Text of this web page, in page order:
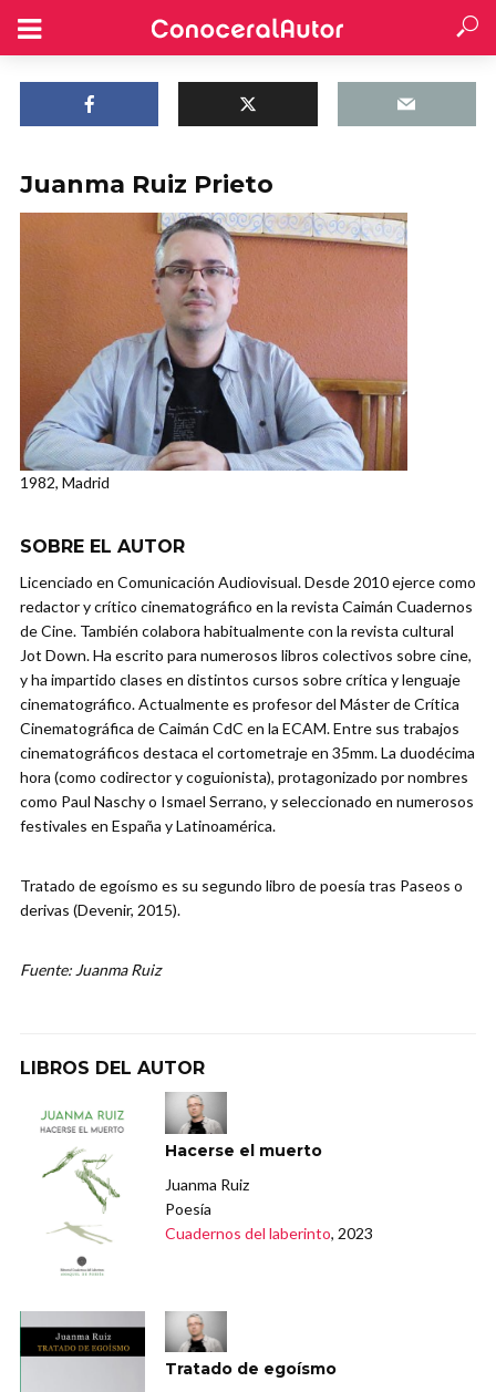
Juanma Ruiz Prieto
1982, Madrid
SOBRE EL AUTOR
Licenciado en Comunicación Audiovisual. Desde 2010 ejerce como
redactor y crítico cinematográfico en la revista Caimán Cuadernos
de Cine. También colabora habitualmente con la revista cultural
Jot Down. Ha escrito para numerosos libros colectivos sobre cine,
y ha impartido clases en distintos cursos sobre crítica y lenguaje
cinematográfico. Actualmente es profesor del Máster de Crítica
Cinematográfica de Caimán CdC en la ECAM. Entre sus trabajos
cinematográficos destaca el cortometraje en 35mm. La duodécima
hora (como codirector y coguionista), protagonizado por nombres
como Paul Naschy o Ismael Serrano, y seleccionado en numerosos
festivales en España y Latinoamérica.
Tratado de egoísmo es su segundo libro de poesía tras Paseos o
derivas (Devenir, 2015).
Fuente: Juanma Ruiz
LIBROS DEL AUTOR
Hacerse el muerto
Juanma Ruiz
Poesía
Cuadernos del laberinto, 2023
Tratado de egoísmo